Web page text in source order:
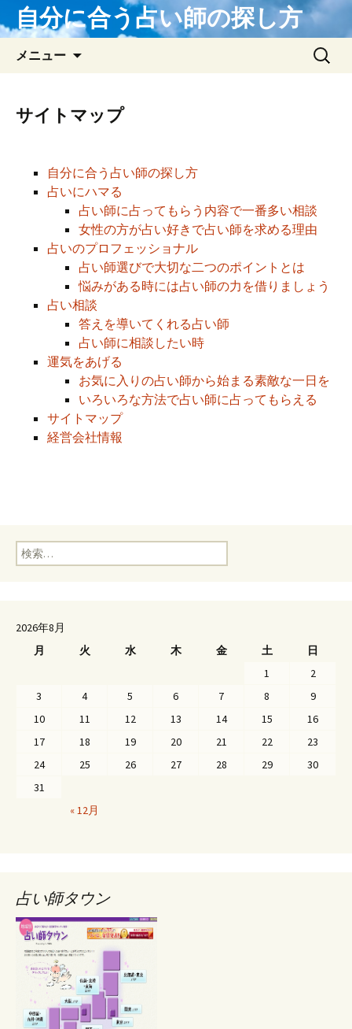
自分に合う占い師の探し方
メニュー
検
サイトマップ
自分に合う占い師の探し方
占いにハマる
占い師に占ってもらう内容で一番多い相談
女性の方が占い好きで占い師を求める理由
占いのプロフェッショナル
占い師選びで大切な二つのポイントとは
悩みがある時には占い師の力を借りましょう
占い相談
答えを導いてくれる占い師
占い師に相談したい時
運気をあげる
お気に入りの占い師から始まる素敵な一日を
いろいろな方法で占い師に占ってもらえる
サイトマップ
経営会社情報
検索:
2026年8月
月
火 水 木 金 土 日
« 12月
1
2
3
4 5 6 7 8
9
10
11 12 13 14 15
16
17
18 19 20 21 22
23
24
25 26 27 28 29
30
31
占い師タウン